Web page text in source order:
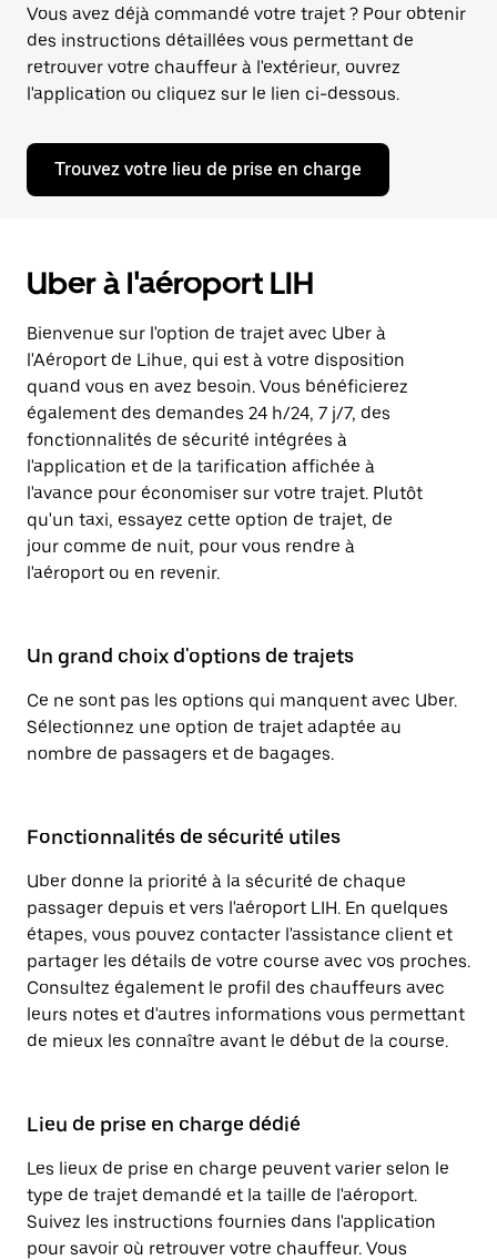
Vous avez déjà commandé votre trajet ? Pour obtenir
des instructions détaillées vous permettant de
retrouver votre chauffeur à l'extérieur, ouvrez
l'application ou cliquez sur le lien ci-dessous.
Trouvez votre lieu de prise en charge
Uber à l'aéroport LIH
Bienvenue sur l'option de trajet avec Uber à
l'Aéroport de Lihue, qui est à votre disposition
quand vous en avez besoin. Vous bénéficierez
également des demandes 24 h/24, 7 j/7, des
fonctionnalités de sécurité intégrées à
l'application et de la tarification affichée à
l'avance pour économiser sur votre trajet. Plutôt
qu'un taxi, essayez cette option de trajet, de
jour comme de nuit, pour vous rendre à
l'aéroport ou en revenir.
Un grand choix d'options de trajets
Ce ne sont pas les options qui manquent avec Uber.
Sélectionnez une option de trajet adaptée au
nombre de passagers et de bagages.
Fonctionnalités de sécurité utiles
Uber donne la priorité à la sécurité de chaque
passager depuis et vers l'aéroport LIH. En quelques
étapes, vous pouvez contacter l'assistance client et
partager les détails de votre course avec vos proches.
Consultez également le profil des chauffeurs avec
leurs notes et d'autres informations vous permettant
de mieux les connaître avant le début de la course.
Lieu de prise en charge dédié
Les lieux de prise en charge peuvent varier selon le
type de trajet demandé et la taille de l'aéroport.
Suivez les instructions fournies dans l'application
pour savoir où retrouver votre chauffeur. Vous